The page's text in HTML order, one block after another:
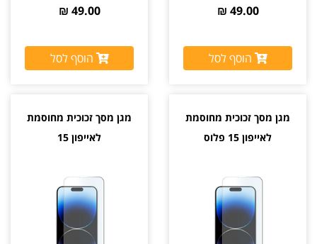
49.00 ₪
הוסף לסל
49.00 ₪
הוסף לסל
מגן מסך זכוכית מחוסמת
לאייפון 15 פלוס
מגן מסך זכוכית מחוסמת
לאייפון 15